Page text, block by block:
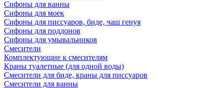
Сифоны для ванны
Сифоны для моек
Сифоны для писсуаров, биде, чаш генуя
Сифоны для поддонов
Сифоны для умывальников
Смесители
Комплектующие к смесителям
Краны туалетные (для одной воды)
Смесители для биде, краны для писсуаров
Смесители для ванны